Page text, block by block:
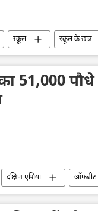
स्कूल स्कूल के छात्र
51,000
दक्षिण एशिया ऑफबीट